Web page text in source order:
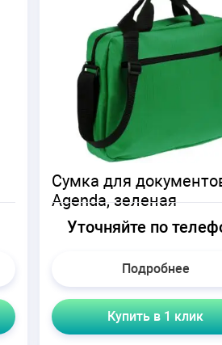
Сумка для
Agenda, зеленая
Уточняйте по
Подробнее
Купить в 1 клик